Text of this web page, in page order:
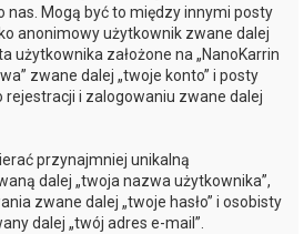
nas. Mogą być to między innymi posty
anonimowy użytkownik zwane dalej
użytkownika założone na „NanoKarrin
zwane dalej „twoje konto” i posty
rejestracji i zalogowaniu zwane dalej
przynajmniej unikalną
dalej „twoja nazwa użytkownika”,
zwane dalej „twoje hasło” i osobisty
dalej „twój adres e-mail”.